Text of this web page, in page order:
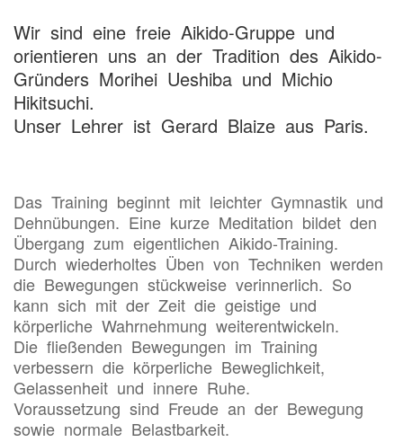
Wir sind eine freie Aikido-Gruppe und
orientieren uns an der Tradition des Aikido-
Gründers Morihei Ueshiba und Michio
Hikitsuchi.
Unser Lehrer ist Gerard Blaize aus Paris.
Das Training beginnt mit leichter Gymnastik und
Dehnübungen. Eine kurze Meditation bildet den
Übergang zum eigentlichen Aikido-Training.
Durch wiederholtes Üben von Techniken werden
die Bewegungen stückweise verinnerlich. So
kann sich mit der Zeit die geistige und
körperliche Wahrnehmung weiterentwickeln.
Die fließenden Bewegungen im Training
verbessern die körperliche Beweglichkeit,
Gelassenheit und innere Ruhe.
Voraussetzung sind Freude an der Bewegung
sowie normale Belastbarkeit.